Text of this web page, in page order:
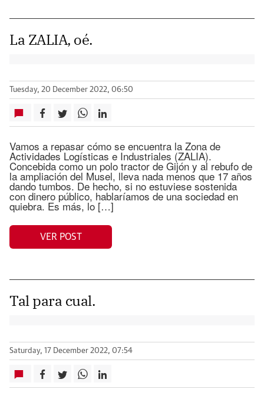
La ZALIA, oé.
Tuesday, 20 December 2022, 06:50
Vamos a repasar cómo se encuentra la Zona de
Actividades Logísticas e Industriales (ZALIA).
Concebida como un polo tractor de Gijón y al rebufo de
la ampliación del Musel, lleva nada menos que 17 años
dando tumbos. De hecho, si no estuviese sostenida
con dinero público, hablaríamos de una sociedad en
quiebra. Es más, lo […]
VER POST
Tal para cual.
Saturday, 17 December 2022, 07:54